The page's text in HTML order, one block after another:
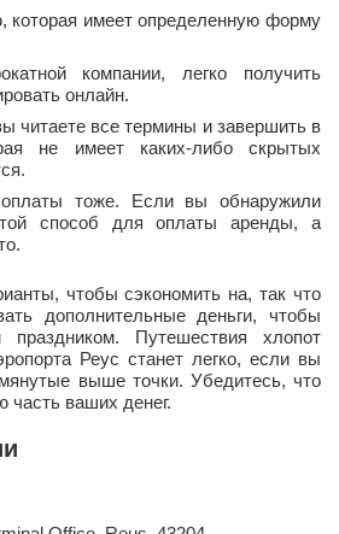
которая имеет определенную форму
компании, легко получить
онлайн.
читаете все термины и завершить в
не имеет каких-либо скрытых
тоже. Если вы обнаружили
способ для оплаты аренды, а
чтобы сэкономить на, так что
дополнительные деньги, чтобы
праздником. Путешествия хлопот
Реус станет легко, если вы
выше точки. Убедитесь, что
ваших денег.